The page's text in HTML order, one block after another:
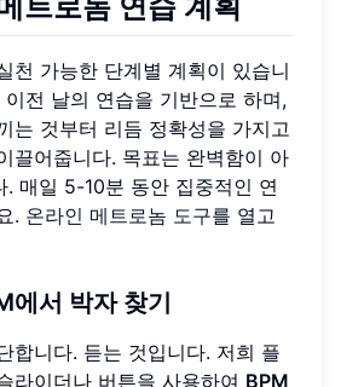
트로놈 연습 계획
천 가능한 단계별 계획이 있습니
전 날의 연습을 기반으로 하며,
는 것부터 리듬 정확성을 가지고
끌어줍니다. 목표는 완벽함이 아
. 매일 5-10분 동안 집중적인 연
. 온라인 메트로놈 도구를 열고
에서 박자 찾기
합니다. 듣는 것입니다. 저희 플
라이더나 버튼을 사용하여 BPM